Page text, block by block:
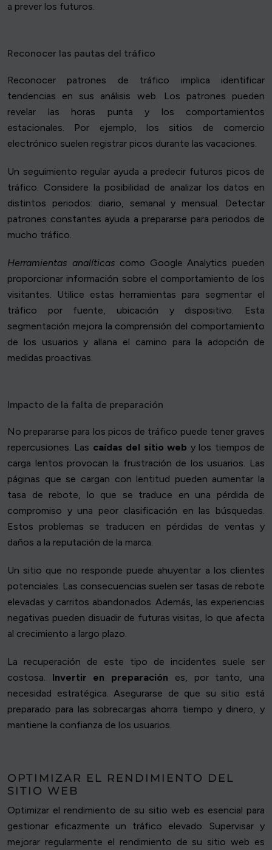
a prever los futuros.
Reconocer las pautas del tráfico
Reconocer patrones de tráfico implica identificar
tendencias en sus análisis web. Los patrones pueden
revelar las horas punta y los comportamientos
estacionales. Por ejemplo, los sitios de comercio
electrónico suelen registrar picos durante las vacaciones.
Un seguimiento regular ayuda a predecir futuros picos de
tráfico. Considere la posibilidad de analizar los datos en
distintos periodos: diario, semanal y mensual. Detectar
patrones constantes ayuda a prepararse para periodos de
mucho tráfico.
Herramientas analíticas como Google Analytics pueden
proporcionar información sobre el comportamiento de los
visitantes. Utilice estas herramientas para segmentar el
tráfico por fuente, ubicación y dispositivo. Esta
segmentación mejora la comprensión del comportamiento
de los usuarios y allana el camino para la adopción de
medidas proactivas.
Impacto de la falta de preparación
No prepararse para los picos de tráfico puede tener graves
repercusiones. Las caídas del sitio web y los tiempos de
carga lentos provocan la frustración de los usuarios. Las
páginas que se cargan con lentitud pueden aumentar la
tasa de rebote, lo que se traduce en una pérdida de
compromiso y una peor clasificación en las búsquedas.
Estos problemas se traducen en pérdidas de ventas y
daños a la reputación de la marca.
Un sitio que no responde puede ahuyentar a los clientes
potenciales. Las consecuencias suelen ser tasas de rebote
elevadas y carritos abandonados. Además, las experiencias
negativas pueden disuadir de futuras visitas, lo que afecta
al crecimiento a largo plazo.
La recuperación de este tipo de incidentes suele ser
costosa. Invertir en preparación es, por tanto, una
necesidad estratégica. Asegurarse de que su sitio está
preparado para las sobrecargas ahorra tiempo y dinero, y
mantiene la confianza de los usuarios.
OPTIMIZAR EL RENDIMIENTO DEL
SITIO WEB
Optimizar el rendimiento de su sitio web es esencial para
gestionar eficazmente un tráfico elevado. Supervisar y
mejorar regularmente el rendimiento de su sitio web es